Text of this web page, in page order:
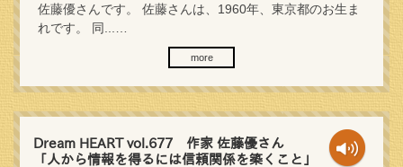
佐藤優さんです。 佐藤さんは、1960年、東京都のお生ま
れです。 同...…
more
Dream HEART vol.677 作家 佐藤優さん
「人から情報を得るには信頼関係を築くこと」